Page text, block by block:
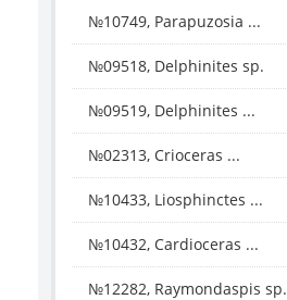
№10749, Parapuzosia ...
№09518, Delphinites sp.
№09519, Delphinites ...
№02313, Crioceras ...
№10433, Liosphinctes ...
№10432, Cardioceras ...
№12282, Raymondaspis sp.